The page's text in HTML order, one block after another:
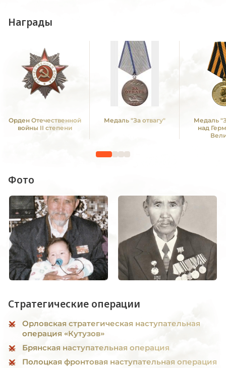
Награды
Орден Отечественной
войны II степени
Медаль "За отвагу"
Медаль
над
Фото
Стратегические операции
Орловская стратегическая наступательная
операция «Кутузов»
Брянская наступательная операция
Полоцкая фронтовая наступательная операция